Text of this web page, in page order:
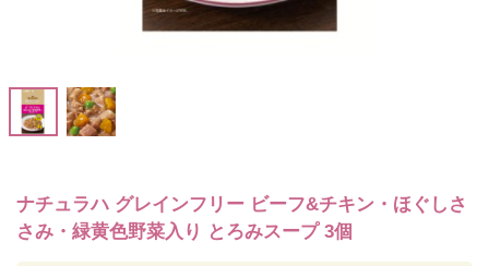
ナチュラハ グレインフリー ビーフ&チキン・ほぐしさ
さみ・緑黄色野菜入り とろみスープ 3個